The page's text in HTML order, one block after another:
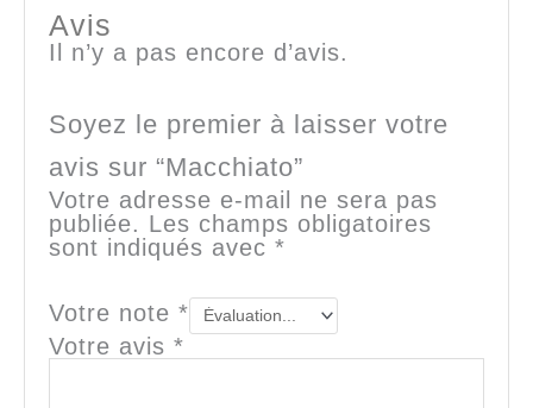
Avis
Il n’y a pas encore d’avis.
Soyez le premier à laisser votre
avis sur “Macchiato”
Votre adresse e-mail ne sera pas
publiée. Les champs obligatoires
sont indiqués avec *
Votre note *
Votre avis *